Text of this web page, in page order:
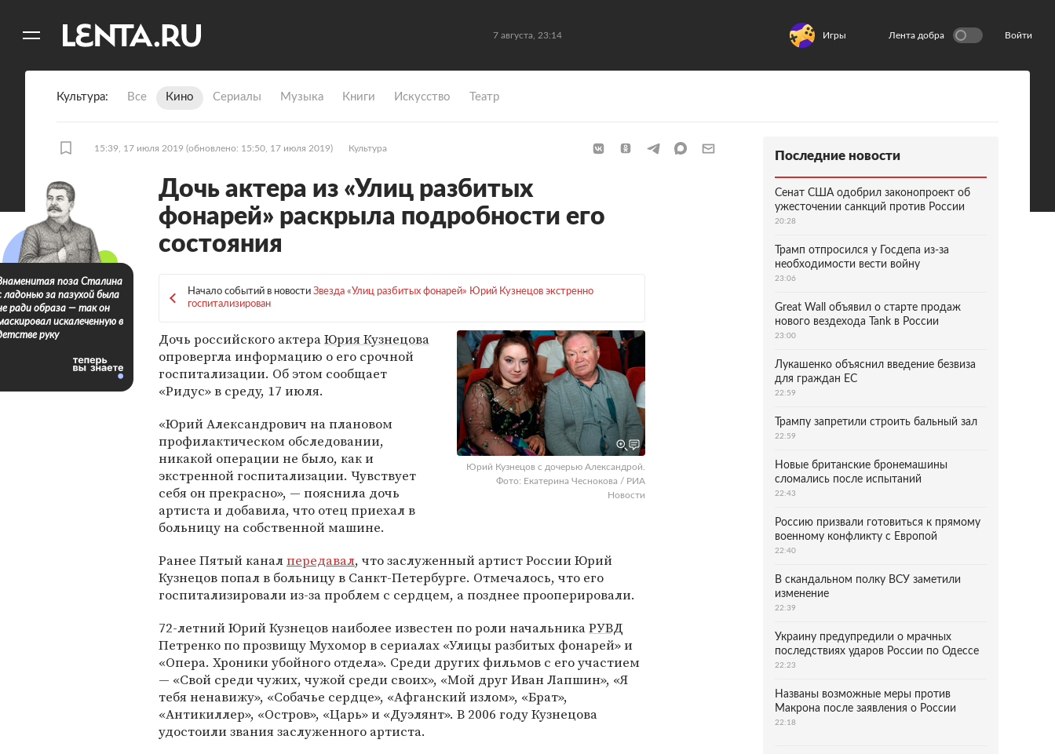
7 августа, 23:14 Игры Лента добра Войти
Культура Все Кино Сериалы Музыка Книги Искусство Театр
15:39, 17 июля 2019 (обновлено: 15:50, 17 июля 2019) Культура
Дочь актера из «Улиц разбитых
фонарей» раскрыла подробности его
состояния
Начало событий в новости Звезда «Улиц разбитых фонарей» Юрий Кузнецов экстренно
госпитализирован
Юрий Кузнецов с дочерью Александрой.
Фото: Екатерина Чеснокова / РИА
Новости
Дочь российского актераЮрия Кузнецова
опровергла информацию о его срочной
госпитализации. Об этом сообщает
«Ридус» в среду, 17 июля.
«Юрий Александрович на плановом
профилактическом обследовании,
никакой операции не было, как и
экстренной госпитализации. Чувствует
себя он прекрасно», — пояснила дочь
артиста и добавила, что отец приехал в
больницу на собственной машине.
Ранее Пятый каналпередавал, что заслуженный артист России Юрий
Кузнецов попал в больницу в Санкт-Петербурге. Отмечалось, что его
госпитализировали из-за проблем с сердцем, а позднее прооперировали.
72-летний Юрий Кузнецов наиболее известен по роли начальникаРУВД
Петренко по прозвищу Мухомор в сериалах «Улицы разбитых фонарей» и
«Опера. Хроники убойного отдела». Среди других фильмов с его участием
— «Свой среди чужих, чужой среди своих», «Мой друг Иван Лапшин», «Я
тебя ненавижу», «Собачье сердце», «Афганский излом», «Брат»,
«Антикиллер», «Остров», «Царь» и «Дуэлянт». В 2006 году Кузнецова
удостоили звания заслуженного артиста.
поза Сталина
ладонью за пазухой была
ради образа — так он
искалеченную в
руку
Последние новости
Сенат США одобрил законопроект об
ужесточении санкций против России
20:28
Трамп отпросился у Госдепа из-за
необходимости вести войну
23:06
Great Wall объявил о старте продаж
нового вездехода Tank в России
23:00
Лукашенко объяснил введение безвиза
для граждан ЕС
22:59
Трампу запретили строить бальный зал
22:59
Новые британские бронемашины
сломались после испытаний
22:43
Россию призвали готовиться к прямому
военному конфликту с Европой
22:40
В скандальном полку ВСУ заметили
изменение
22:39
Украину предупредили о мрачных
последствиях ударов России по Одессе
22:23
Названы возможные меры против
Макрона после заявления о России
22:18